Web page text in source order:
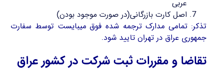
عربی
اصل کارت بازرگانی(در صورت موجود بودن)
تذکر: تمامی مدارک ترجمه شده فوق میبایست توسط سفارت
جمهوری عراق در تهران تایید شود.
تقاضا و مقررات ثبت شرکت در کشور عراق